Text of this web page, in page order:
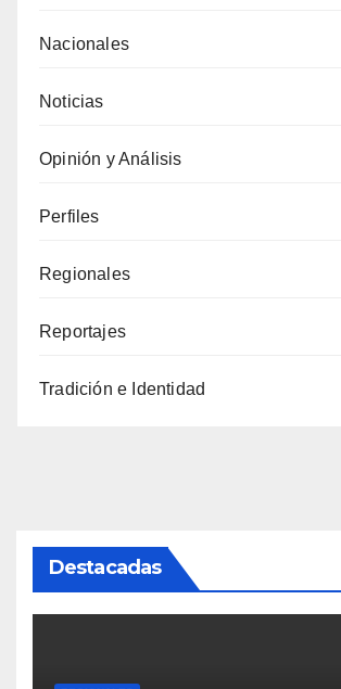
Nacionales
Noticias
Opinión y Análisis
Perfiles
Regionales
Reportajes
Tradición e Identidad
Destacadas